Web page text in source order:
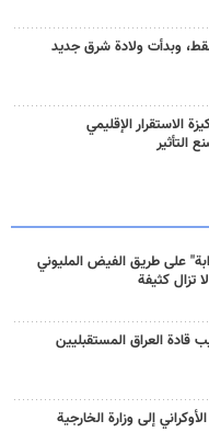
وبدأت ولادة شرق جديد
الاستقرار الإقليمي
التأثير
على طريق الفيض المليوني
تزال كثيفة
قادة العراق المستقبليين
إلى وزارة الخارجية